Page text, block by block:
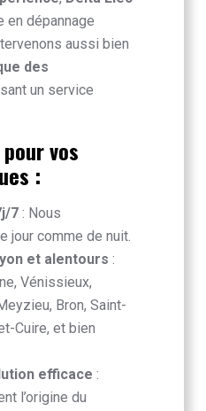
en dépannage
aussi bien
des
un service
vos
:
7 : Nous
jour comme de nuit.
et alentours :
Vénissieux,
Bron, Saint-
Cuire, et bien
efficace :
l’origine du